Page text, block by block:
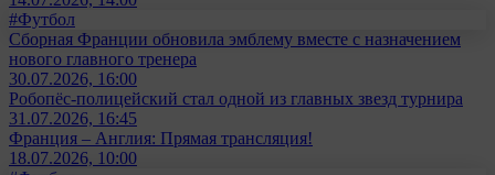
#Футбол
Сборная Франции обновила эмблему вместе с назначением
нового главного тренера
30.07.2026, 16:00
Робопёс-полицейский стал одной из главных звезд турнира
31.07.2026, 16:45
Франция – Англия: Прямая трансляция!
18.07.2026, 10:00